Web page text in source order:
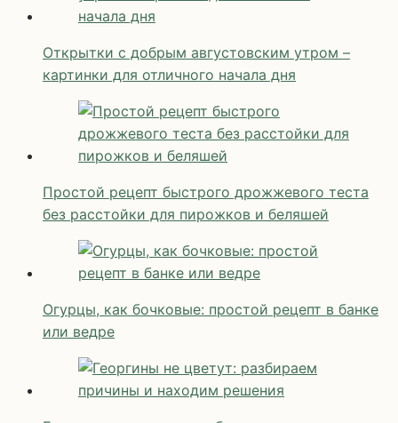
Открытки с добрым августовским утром –
картинки для отличного начала дня
Простой рецепт быстрого дрожжевого теста
без расстойки для пирожков и беляшей
Огурцы, как бочковые: простой рецепт в банке
или ведре